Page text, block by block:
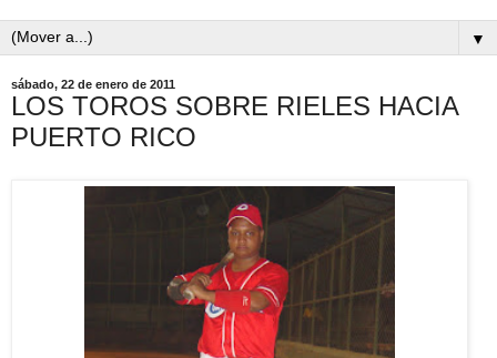
▼
sábado, 22 de enero de 2011
LOS TOROS SOBRE RIELES HACIA
PUERTO RICO